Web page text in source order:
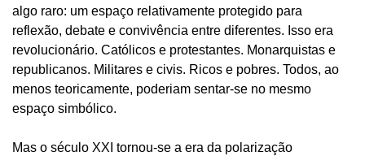
algo raro: um espaço relativamente protegido para
reflexão, debate e convivência entre diferentes. Isso era
revolucionário. Católicos e protestantes. Monarquistas e
republicanos. Militares e civis. Ricos e pobres. Todos, ao
menos teoricamente, poderiam sentar-se no mesmo
espaço simbólico.
Mas o século XXI tornou-se a era da polarização